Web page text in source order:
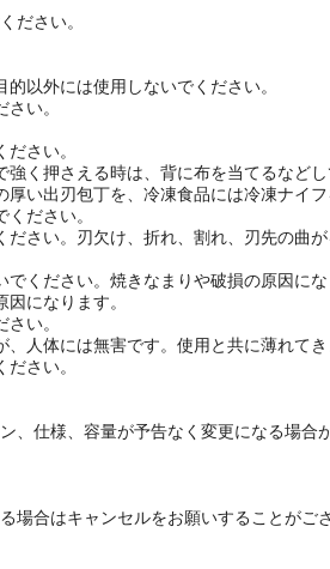
以外には使用しないでください。
い。
ださい。
く押さえる時は、背に布を当てるなどし
い出刃包丁を、冷凍食品には冷凍ナイフ
ください。
さい。刃欠け、折れ、割れ、刃先の曲が
ください。焼きなまりや破損の原因にな
になります。
さい。
人体には無害です。使用と共に薄れてき
仕様、容量が予告なく変更になる場合が
合はキャンセルをお願いすることがござ